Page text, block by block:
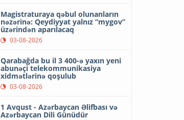
Magistraturaya qəbul olunanların
nəzərinə: Qeydiyyat yalnız “mygov”
üzərindən aparılacaq
03-08-2026
Qarabağda bu il 3 400-ə yaxın yeni
abunəçi telekommunikasiya
xidmətlərinə qoşulub
03-08-2026
1 Avqust - Azərbaycan Əlifbası və
Azərbaycan Dili Günüdür